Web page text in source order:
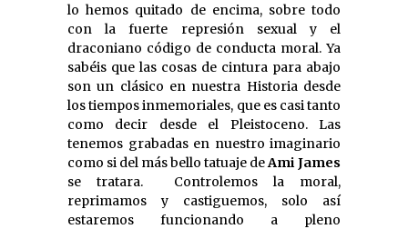
lo hemos quitado de encima, sobre todo
con la fuerte represión sexual y el
draconiano código de conducta moral. Ya
sabéis que las cosas de cintura para abajo
son un clásico en nuestra Historia desde
los tiempos inmemoriales, que es casi tanto
como decir desde el Pleistoceno. Las
tenemos grabadas en nuestro imaginario
como si del más bello tatuaje deAmi James
se tratara. Controlemos la moral,
reprimamos y castiguemos, solo así
estaremos funcionando a pleno